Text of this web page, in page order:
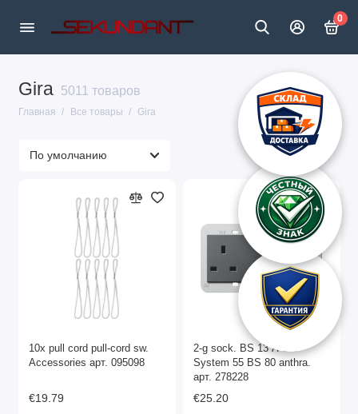
0
Gira 5011 товаров
Главная Все товары Gira
10x pull cord pull-cord sw.
Accessories арт. 095098
€19.79
2-g sock. BS 13 A SH
System 55 BS 80 anthra.
арт. 278228
€25.20